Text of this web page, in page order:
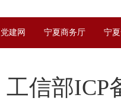
建网 宁夏商务厅 宁
工信部ICP